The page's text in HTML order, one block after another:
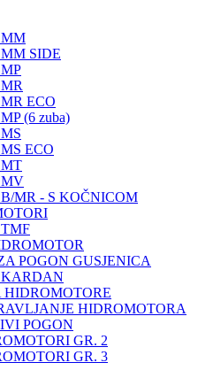
SIDE
ECO
(6 zuba)
ECO
MR - S KOČNICOM
POGON GUSJENICA
HIDROMOTORA
POGON
GR. 2
GR. 3